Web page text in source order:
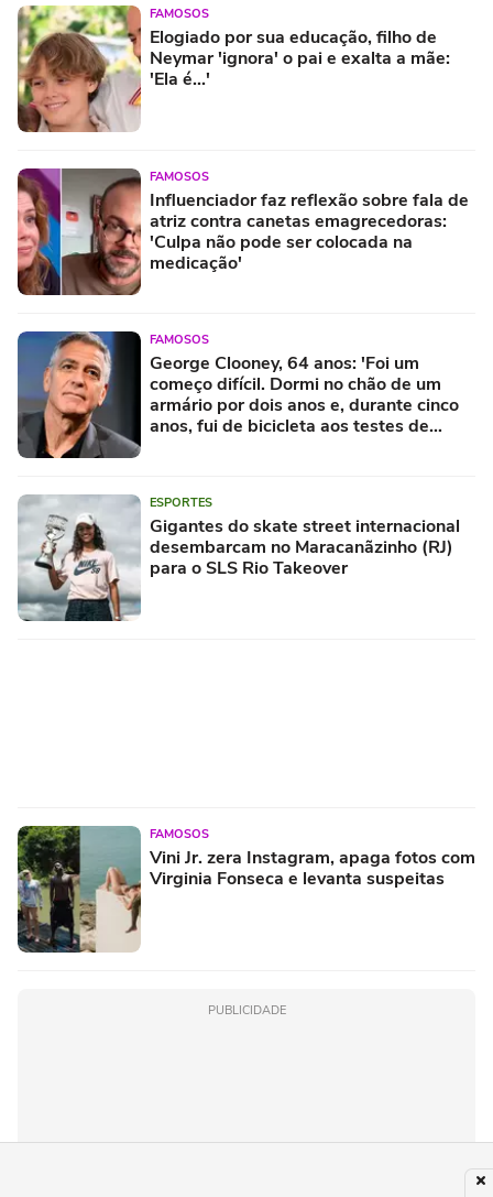
FAMOSOS
Elogiado por sua educação, filho de
Neymar 'ignora' o pai e exalta a mãe:
'Ela é...'
FAMOSOS
Influenciador faz reflexão sobre fala de
atriz contra canetas emagrecedoras:
'Culpa não pode ser colocada na
medicação'
FAMOSOS
George Clooney, 64 anos: 'Foi um
começo difícil. Dormi no chão de um
armário por dois anos e, durante cinco
anos, fui de bicicleta aos testes de
ESPORTES
Gigantes do skate street internacional
desembarcam no Maracanãzinho (RJ)
para o SLS Rio Takeover
FAMOSOS
Vini Jr. zera Instagram, apaga fotos com
Virginia Fonseca e levanta suspeitas
PUBLICIDADE